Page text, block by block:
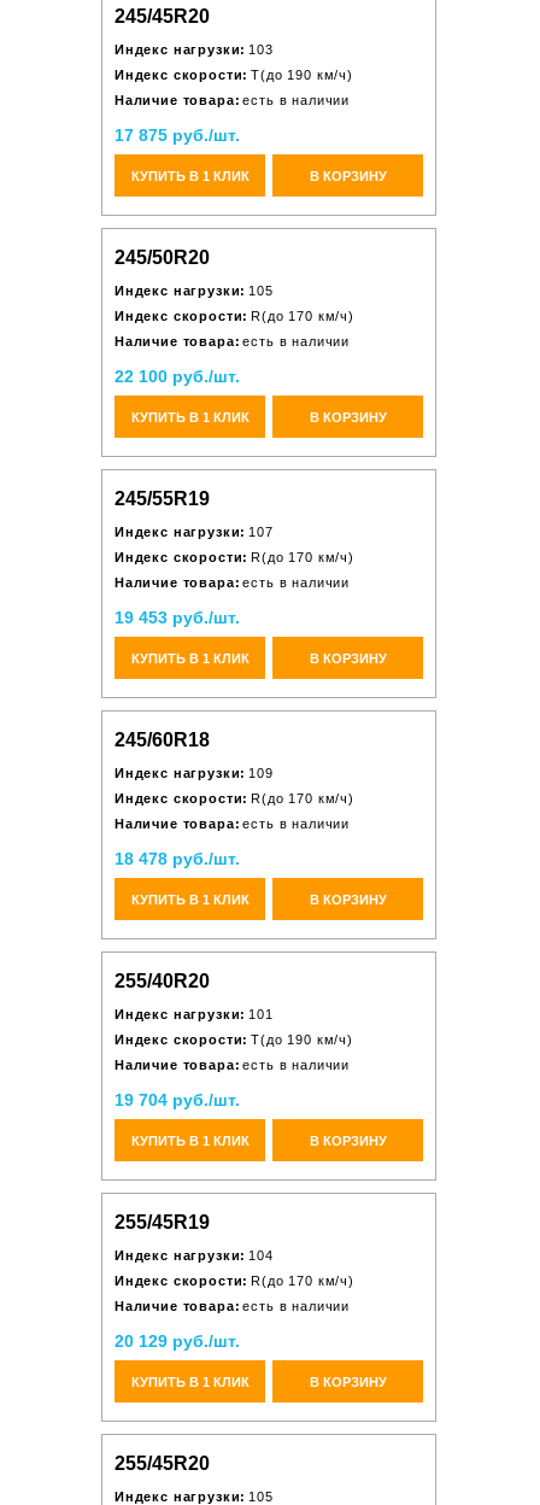
245/45R20
Индекс нагрузки: 103
Индекс скорости: T(до 190 км/ч)
Наличие товара: есть в наличии
17 875 руб./шт.
КУПИТЬ В 1 КЛИК В КОРЗИНУ
245/50R20
Индекс нагрузки: 105
Индекс скорости: R(до 170 км/ч)
Наличие товара: есть в наличии
22 100 руб./шт.
КУПИТЬ В 1 КЛИК В КОРЗИНУ
245/55R19
Индекс нагрузки: 107
Индекс скорости: R(до 170 км/ч)
Наличие товара: есть в наличии
19 453 руб./шт.
КУПИТЬ В 1 КЛИК В КОРЗИНУ
245/60R18
Индекс нагрузки: 109
Индекс скорости: R(до 170 км/ч)
Наличие товара: есть в наличии
18 478 руб./шт.
КУПИТЬ В 1 КЛИК В КОРЗИНУ
255/40R20
Индекс нагрузки: 101
Индекс скорости: T(до 190 км/ч)
Наличие товара: есть в наличии
19 704 руб./шт.
КУПИТЬ В 1 КЛИК В КОРЗИНУ
255/45R19
Индекс нагрузки: 104
Индекс скорости: R(до 170 км/ч)
Наличие товара: есть в наличии
20 129 руб./шт.
КУПИТЬ В 1 КЛИК В КОРЗИНУ
255/45R20
Индекс нагрузки: 105